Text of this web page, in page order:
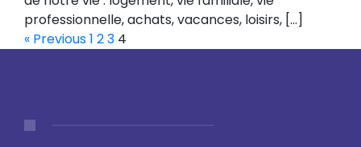
professionnelle, achats, vacances, loisirs, […]
« Previous1 23 4